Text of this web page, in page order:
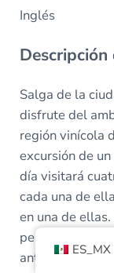
Inglés
Salga de la
disfrute del
región vinícola
excursión de
día visitará
cada una de
en una de
antelación las
ES_MX